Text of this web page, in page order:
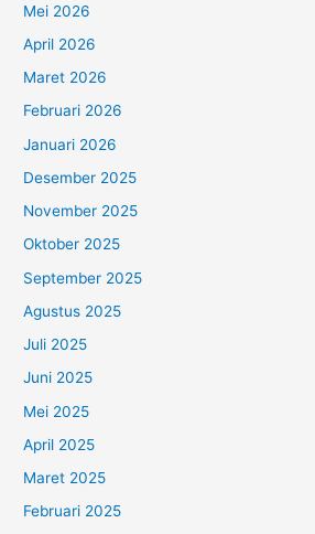
Mei 2026
April 2026
Maret 2026
Februari 2026
Januari 2026
Desember 2025
November 2025
Oktober 2025
September 2025
Agustus 2025
Juli 2025
Juni 2025
Mei 2025
April 2025
Maret 2025
Februari 2025